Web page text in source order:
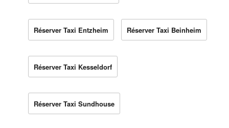
Réserver Taxi Entzheim Réserver Taxi Beinheim
Réserver Taxi Kesseldorf
Réserver Taxi Sundhouse